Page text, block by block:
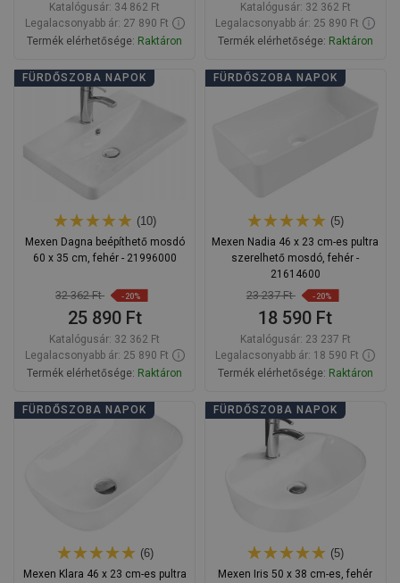
Katalógusár: 34 862 Ft
Legalacsonyabb ár: 27 890 Ft
Termék elérhetősége: Raktáron
Kosárba
favorite_border
Hasonlítsa
Katalógusár: 32 362 Ft
Legalacsonyabb ár: 25 890 Ft
Termék elérhetősége: Raktáron
Kosárba
FÜRDŐSZOBA NAPOK
(10)
Mexen Dagna beépíthető mosdó
60 x 35 cm, fehér - 21996000
32 362 Ft -20%
25 890 Ft
Katalógusár: 32 362 Ft
Legalacsonyabb ár: 25 890 Ft
Termék elérhetősége: Raktáron
Kosárba
FÜRDŐSZOBA NAPOK
(5)
Mexen Nadia 46 x 23 cm-es pultra
szerelhető mosdó, fehér -
21614600
23 237 Ft -20%
18 590 Ft
Katalógusár: 23 237 Ft
Legalacsonyabb ár: 18 590 Ft
Termék elérhetősége: Raktáron
Kosárba
Hasonlítsa
össze
FÜRDŐSZOBA NAPOK
(6)
Mexen Klara 46 x 23 cm-es pultra
FÜRDŐSZOBA NAPOK
(5)
Mexen Iris 50 x 38 cm-es, fehér